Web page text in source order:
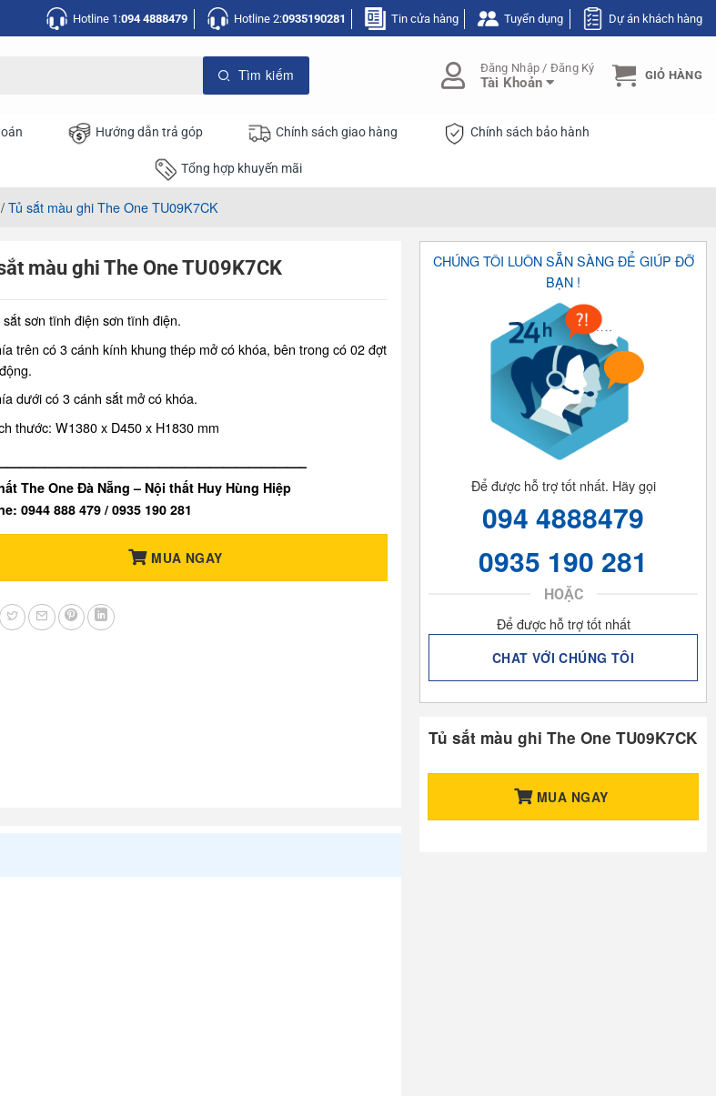
Hotline 1:094 4888479 Hotline 2:0935190281 Tin cửa hàng Tuyển dụng Dự án khách hàng
Đăng Nhập / Đăng Ký
Tài Khoản GIỎ HÀNG
Hướng dẫn trả góp Chính sách giao hàng Chính sách bảo hành
Tổng hợp khuyến mãi
/Tủ sắt màu ghi The One TU09K7CK
màu ghi The One TU09K7CK
sắt sơn tĩnh điện sơn tĩnh điện.
trên có 3 cánh kính khung thép mở có khóa, bên trong có 02 đợt
dưới có 3 cánh sắt mở có khóa.
thước: W1380 x D450 x H1830 mm
The One Đà Nẵng – Nội thất Huy Hùng Hiệp
0944 888 479 / 0935 190 281
MUA NGAY
CHÚNG TÔI LUÔN SẴN SÀNG ĐỂ GIÚP ĐỠ
BẠN !
Để được hỗ trợ tốt nhất. Hãy gọi
094 4888479
0935 190 281
HOẶC
Để được hỗ trợ tốt nhất
CHAT VỚI CHÚNG TÔI
Tủ sắt màu ghi The One TU09K7CK
MUA NGAY